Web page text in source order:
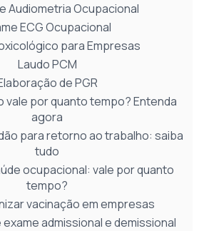
Audiometria Ocupacional
ECG Ocupacional
para Empresas
Laudo PCM
de PGR
vale por quanto tempo? Entenda
agora
para retorno ao trabalho: saiba
tudo
ocupacional: vale por quanto
tempo?
vacinação em empresas
admissional e demissional